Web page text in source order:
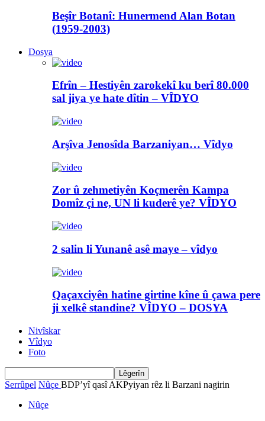
Beşîr Botanî: Hunermend Alan Botan
(1959-2003)
Dosya
Efrîn – Hestiyên zarokekî ku berî 80.000
sal jiya ye hate dîtin – VÎDYO
Arşîva Jenosîda Barzaniyan… Vîdyo
Zor û zehmetiyên Koçmerên Kampa
Domîz çi ne, UN li kuderê ye? VÎDYO
2 salin li Yunanê asê maye – vîdyo
Qaçaxciyên hatine girtine kîne û çawa pere
ji xelkê standine? VÎDYO – DOSYA
Nivîskar
Vîdyo
Foto
Serrûpel Nûçe BDP’yî qasî AKPyiyan rêz li Barzani nagirin
Nûçe